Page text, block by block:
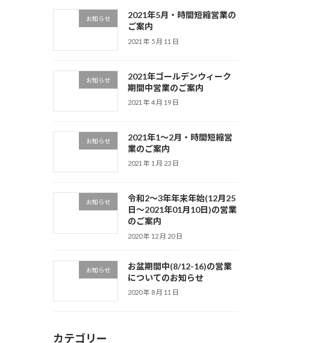
お知らせ
2021年5月・時間短縮営業の
ご案内
2021 年 5 月 11 日
お知らせ
2021年ゴールデンウィーク
期間中営業のご案内
2021 年 4 月 19 日
お知らせ
2021年1〜2月・時間短縮営
業のご案内
2021 年 1 月 23 日
お知らせ
令和2〜3年年末年始(12月25
日〜2021年01月10日)の営業
のご案内
2020 年 12 月 20 日
お知らせ
お盆期間中(8/12-16)の営業
についてのお知らせ
2020 年 8 月 11 日
カテゴリー